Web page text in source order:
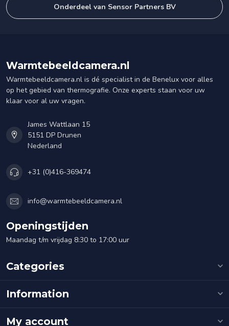
Onderdeel van Sensor Partners BV
Warmtebeeldcamera.nl
Warmtebeeldcamera.nl is dé specialist in de Benelux voor alles
op het gebied van thermografie. Onze experts staan voor uw
klaar voor al uw vragen.
James Wattlaan 15
5151 DP Drunen
Nederland
+31 (0)416-369474
info@warmtebeeldcamera.nl
Openingstijden
Maandag t/m vrijdag 8:30 to 17:00 uur
Categories
Information
My account